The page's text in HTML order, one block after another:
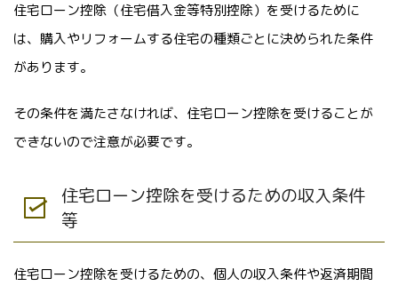
住宅ローン控除（住宅借入金等特別控除）を受けるために
は、購入やリフォームする住宅の種類ごとに決められた条件
があります。
その条件を満たさなければ、住宅ローン控除を受けることが
できないので注意が必要です。
住宅ローン控除を受けるための収入条件
等
住宅ローン控除を受けるための、個人の収入条件や返済期間